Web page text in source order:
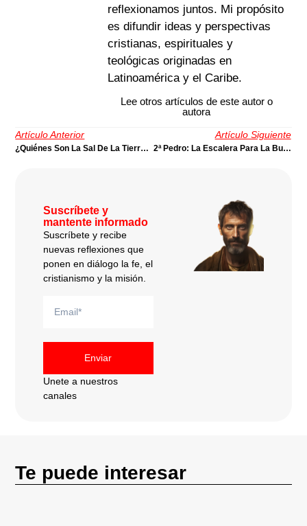
reflexionamos juntos. Mi propósito
es difundir ideas y perspectivas
cristianas, espirituales y
teológicas originadas en
Latinoamérica y el Caribe.
Lee otros artículos de este autor o
autora
Artículo Anterior
¿Quiénes Son La Sal De La Tierra Y La Luz Del Mundo?
Artículo Siguiente
2ª Pedro: La Escalera Para La Buena Comunicación
Suscríbete y
mantente informado
Suscríbete y recibe
nuevas reflexiones que
ponen en diálogo la fe, el
cristianismo y la misión.
Enviar
Unete a nuestros
canales
Te puede interesar